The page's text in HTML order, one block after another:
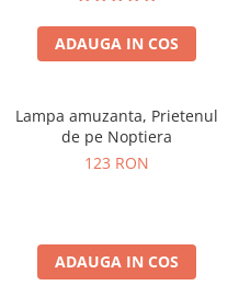
ADAUGA IN COS
Lampa amuzanta, Prietenul
de pe Noptiera
123 RON
ADAUGA IN COS